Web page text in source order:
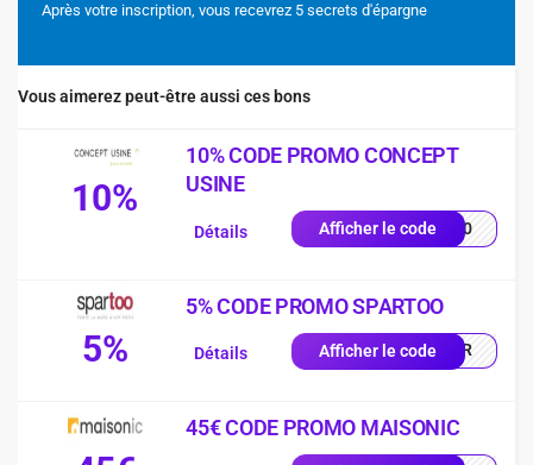
Après votre inscription, vous recevrez 5 secrets d'épargne
Vous aimerez peut-être aussi ces bons
10%
10% CODE PROMO CONCEPT
USINE
Afficher le codeLA10
Détails
5%
5% CODE PROMO SPARTOO
Afficher le codeSPFR
Détails
45€ CODE PROMO MAISONIC